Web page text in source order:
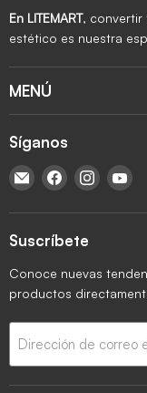
En LITEMART, convertir
estético es nuestra
MENÚ
Síganos
Encuéntrenos en
Suscríbete
Conoce nuevas
productos
Dirección de correo